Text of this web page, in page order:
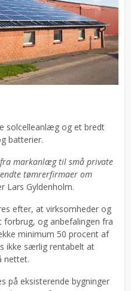
solcelleanlæg og et bredt
batterier.
markanlæg til små private
tømrerfirmaer om
Lars Gyldenholm.
efter, at virksomheder og
og anbefalingen fra
minimum 50 procent af
ikke særlig rentabelt at
nettet.
på eksisterende bygninger